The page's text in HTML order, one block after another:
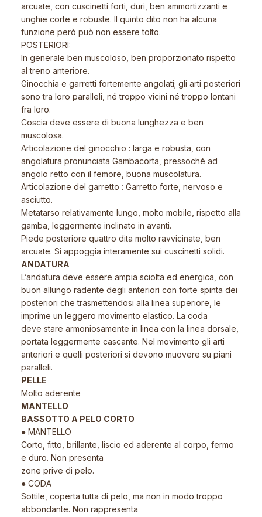
arcuate, con cuscinetti forti, duri, ben ammortizzanti e
unghie corte e robuste. Il quinto dito non ha alcuna
funzione però può non essere tolto.
POSTERIORI:
In generale ben muscoloso, ben proporzionato rispetto
al treno anteriore.
Ginocchia e garretti fortemente angolati; gli arti posteriori
sono tra loro paralleli, né troppo vicini né troppo lontani
fra loro.
Coscia deve essere di buona lunghezza e ben
muscolosa.
Articolazione del ginocchio : larga e robusta, con
angolatura pronunciata Gambacorta, pressoché ad
angolo retto con il femore, buona muscolatura.
Articolazione del garretto : Garretto forte, nervoso e
asciutto.
Metatarso relativamente lungo, molto mobile, rispetto alla
gamba, leggermente inclinato in avanti.
Piede posteriore quattro dita molto ravvicinate, ben
arcuate. Si appoggia interamente sui cuscinetti solidi.
ANDATURA
L’andatura deve essere ampia sciolta ed energica, con
buon allungo radente degli anteriori con forte spinta dei
posteriori che trasmettendosi alla linea superiore, le
imprime un leggero movimento elastico. La coda
deve stare armoniosamente in linea con la linea dorsale,
portata leggermente cascante. Nel movimento gli arti
anteriori e quelli posteriori si devono muovere su piani
paralleli.
PELLE
Molto aderente
MANTELLO
BASSOTTO A PELO CORTO
● MANTELLO
Corto, fitto, brillante, liscio ed aderente al corpo, fermo
e duro. Non presenta
zone prive di pelo.
● CODA
Sottile, coperta tutta di pelo, ma non in modo troppo
abbondante. Non rappresenta